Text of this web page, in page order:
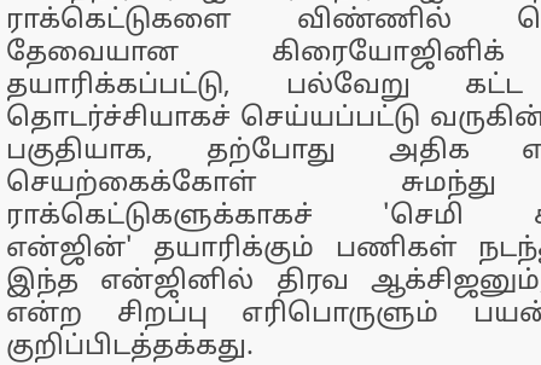
ராக்கெட்டுகளை விண்ணில்
தேவையான
தயாரிக்கப்பட்டு, பல்வேறு
தொடர்ச்சியாகச் செய்யப்பட்டு
பகுதியாக, தற்போது
செயற்கைக்கோள்
ராக்கெட்டுகளுக்காகச் 'செமி
என்ஜின்' தயாரிக்கும் பணிகள்
இந்த என்ஜினில் திரவ
என்ற சிறப்பு எரிபொருளும்
குறிப்பிடத்தக்கது.